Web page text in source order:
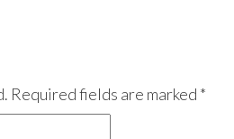
Required fields are marked *